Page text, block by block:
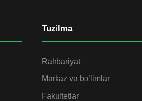
Tuzilma
Rahbariyat
Markaz va bo’limlar
Fakultetlar